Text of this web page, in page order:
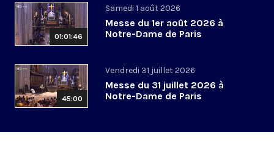
01:01:46
Samedi 1 août 2026
Messe du 1er août 2026 à
Notre-Dame de Paris
45:00
Vendredi 31 juillet 2026
Messe du 31 juillet 2026 à
Notre-Dame de Paris